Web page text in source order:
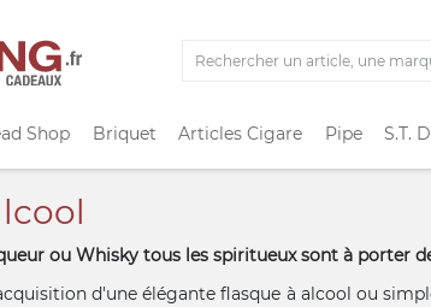
Shop Briquet Articles Cigare Pipe S.T.
ou Whisky tous les spiritueux sont à porter
d'une élégante flasque à alcool ou